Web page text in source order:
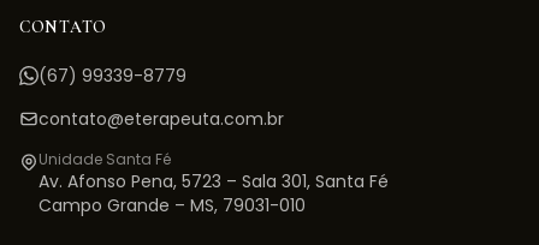
CONTATO
(67) 99339-8779
contato@eterapeuta.com.br
Unidade Santa Fé
Av. Afonso Pena, 5723 – Sala 301, Santa Fé
Campo Grande – MS, 79031-010